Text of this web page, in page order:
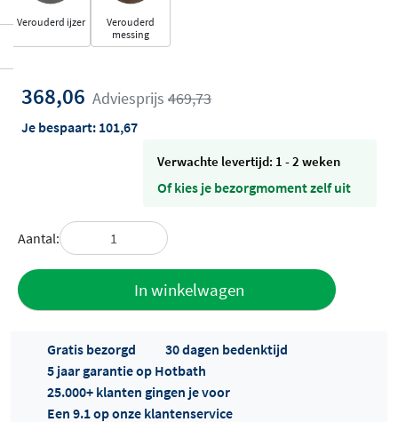
Verouderd ijzer
Verouderd
messing
368,06 Adviesprijs 469,73
Je bespaart: 101,67
Verwachte levertijd: 1 - 2 weken
Of kies je bezorgmoment zelf uit
Aantal:
In winkelwagen
Gratis bezorgd
30 dagen bedenktijd
5 jaar garantie op Hotbath
25.000+ klanten gingen je voor
Een 9.1 op onze klantenservice